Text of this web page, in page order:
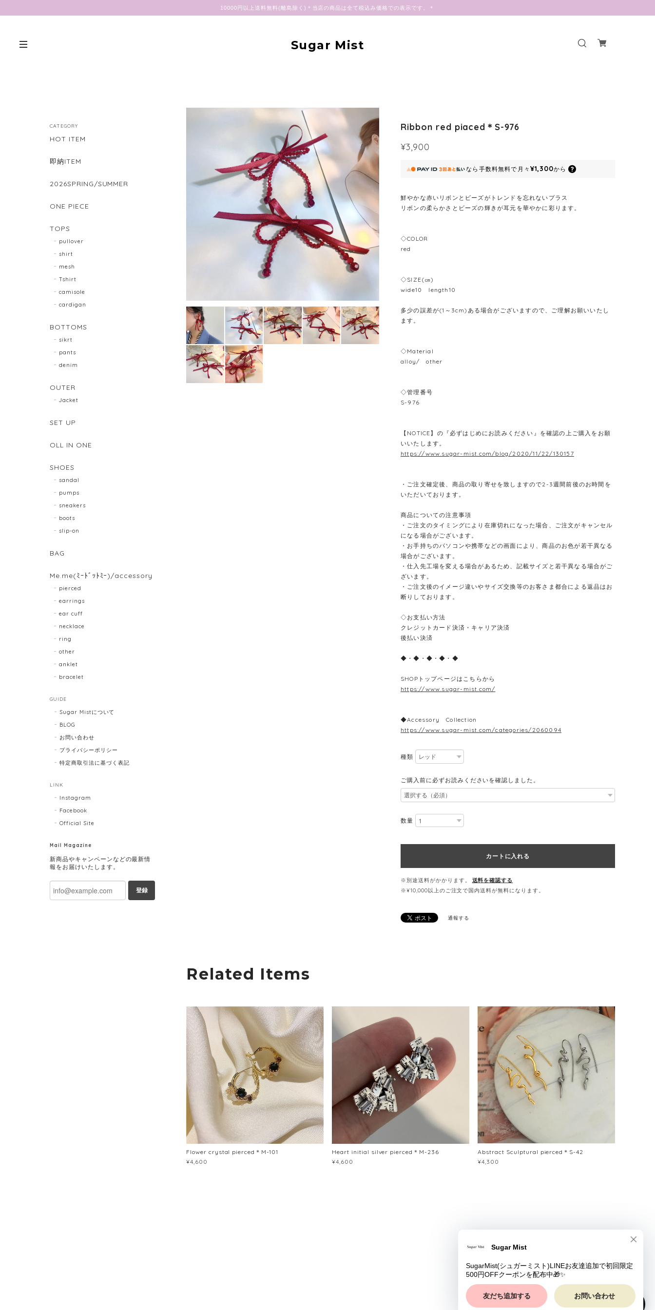
10000円以上送料無料(離島除く)＊当店の商品は全て税込み価格での表示です。＊
Sugar Mist
Ribbon red piaced＊S-976
¥3,900
なら 手数料無料で 月々 ¥1,300から
鮮やかな赤いリボンとビーズがトレンドを忘れないプラス
リボンの柔らかさとビーズの輝きが耳元を華やかに彩ります。
◇COLOR
red
◇SIZE(㎝)
wide10 length10
多少の誤差が(1～3cm)ある場合がございますので、ご理解お願いいたし
ます。
◇Material
alloy/ other
◇管理番号
S-976
【NOTICE】の『必ずはじめにお読みください』を確認の上ご購入をお願
いいたします。
https://www.sugar-mist.com/blog/2020/11/22/130157
・ご注文確定後、商品の取り寄せを致しますので2-3週間前後のお時間を
いただいております。
商品についての注意事項
・ご注文のタイミングにより在庫切れになった場合、ご注文がキャンセル
になる場合がございます。
・お手持ちのパソコンや携帯などの画面により、商品のお色が若干異なる
場合がございます。
・仕入先工場を変える場合があるため、記載サイズと若干異なる場合がご
ざいます。
・ご注文後のイメージ違いやサイズ交換等のお客さま都合による返品はお
断りしております。
◇お支払い方法
クレジットカード決済・キャリア決済
後払い決済
◆・◆・◆・◆・◆
SHOPトップページはこちらから
https://www.sugar-mist.com/
◆Accessory Collection
https://www.sugar-mist.com/categories/2060094
種類
ご購入前に必ずお読みくださいを確認しました。
数量
カートに入れる
※別途送料がかかります。
送料を確認する
※¥10,000以上のご注文で国内送料が無料になります。
通報する
Related Items
Flower crystal pierced＊M-101
¥4,600
Heart initial silver pierced＊M-236
¥4,600
Abstract Sculptural pierced＊S-42
¥4,300
CATEGORY
HOT ITEM
即納ITEM
2026SPRING/SUMMER
ONE PIECE
TOPS
pullover
shirt
mesh
Tshirt
camisole
cardigan
BOTTOMS
sikrt
pants
denim
OUTER
Jacket
SET UP
OLL IN ONE
SHOES
sandal
pumps
sneakers
boots
slip-on
BAG
Me.me(ﾐｰﾄﾞｯﾄﾐｰ)/accessory
pierced
earrings
ear cuff
necklace
ring
other
anklet
bracelet
GUIDE
Sugar Mistについて
BLOG
お問い合わせ
プライバシーポリシー
特定商取引法に基づく表記
LINK
Instagram
Facebook
Official Site
Mail Magazine
新商品やキャンペーンなどの最新情
報をお届けいたします。
登録